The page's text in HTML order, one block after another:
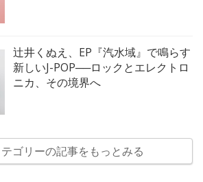
辻井くぬえ、EP『汽水域』で鳴らす
新しいJ-POP──ロックとエレクトロ
ニカ、その境界へ
ゴリーの記事をもっとみる